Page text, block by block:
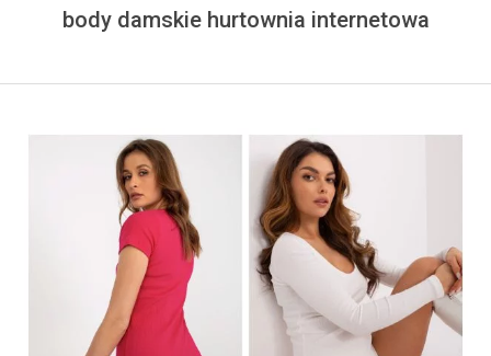
body damskie hurtownia internetowa